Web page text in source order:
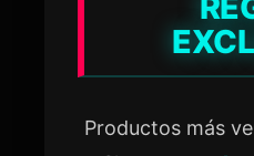
Productos más